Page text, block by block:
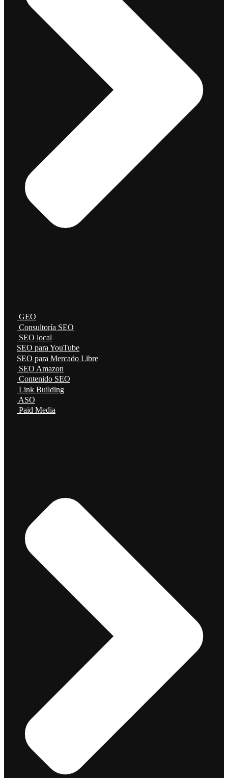
GEO
Consultoría SEO
SEO local
SEO para YouTube
SEO para Mercado Libre
SEO Amazon
Contenido SEO
Link Building
ASO
Paid Media